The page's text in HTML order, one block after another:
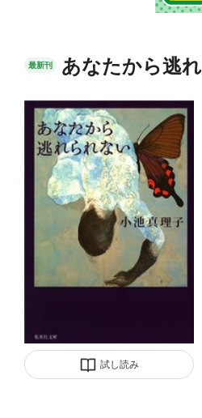
最新刊 あなたから逃
試し読み